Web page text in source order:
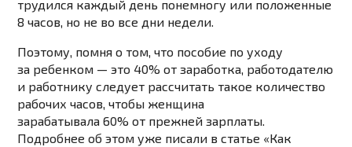
трудился каждый день понемногу или положенные
8 часов, но не во все дни недели.
Поэтому, помня о том, что пособие по уходу
за ребенком — это 40% от заработка, работодателю
и работнику следует рассчитать такое количество
рабочих часов, чтобы женщина
зарабатывала 60% от прежней зарплаты.
Подробнее об этом уже писали в статье «Как